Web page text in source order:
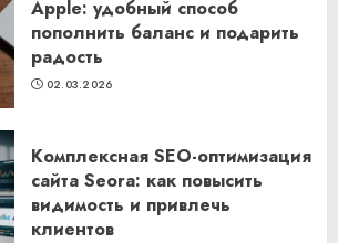
Apple: удобный способ
пополнить баланс и подарить
радость
02.03.2026
Комплексная SEO-оптимизация
сайта Seora: как повысить
видимость и привлечь
клиентов